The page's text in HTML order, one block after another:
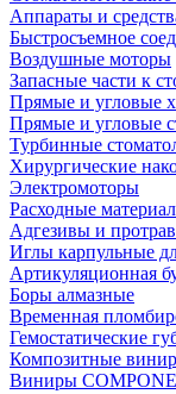
Аппараты и
Быстросъемное
Воздушные моторы
Запасные части к
Прямые и угловые
Прямые и угловые
Турбинные
Хирургические
Электромоторы
Расходные
Адгезивы и
Иглы карпульные
Артикуляционная
Боры алмазные
Временная
Гемостатические
Композитные
Виниры